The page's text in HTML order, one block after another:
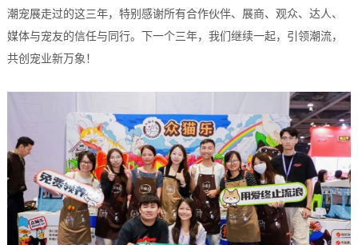
潮宠展走过的这三年，特别感谢所有合作伙伴、展商、观众、达人、
媒体与宠友的信任与同行。下一个三年，我们继续一起，引领潮流，
共创宠业新万象！